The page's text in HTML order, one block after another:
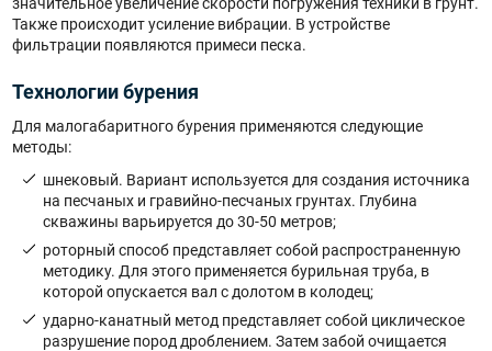
Также происходит усиление вибрации. В устройстве
фильтрации появляются примеси песка.
Технологии бурения
Для малогабаритного бурения применяются следующие
методы:
шнековый. Вариант используется для создания источника
на песчаных и гравийно-песчаных грунтах. Глубина
скважины варьируется до 30-50 метров;
роторный способ представляет собой распространенную
методику. Для этого применяется бурильная труба, в
которой опускается вал с долотом в колодец;
ударно-канатный метод представляет собой циклическое
разрушение пород дроблением. Затем забой очищается